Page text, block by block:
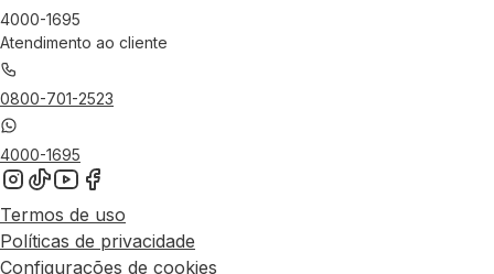
4000-1695
Atendimento ao cliente
0800-701-2523
4000-1695
Termos de uso
Políticas de privacidade
Configurações de cookies